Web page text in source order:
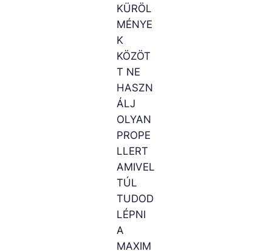
KÜRÖL
MÉNYE
K
KÖZÖT
T NE
HASZN
ÁLJ
OLYAN
PROPE
LLERT
AMIVEL
TÚL
TUDOD
LÉPNI
A
MAXIM